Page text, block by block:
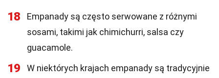
18
Empanady są często serwowane z różnymi
sosami, takimi jak chimichurri, salsa czy
guacamole.
19
W niektórych krajach empanady są tradycyjnie